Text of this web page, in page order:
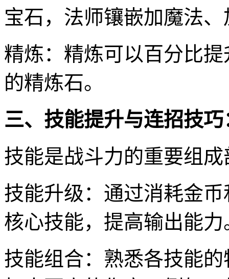
宝石，法师镶嵌加魔法
精炼：精炼可以百分比
的精炼石。
三、技能提升与连招技巧
技能是战斗力的重要组成
技能升级：通过消耗金
核心技能，提高输出能力
技能组合：熟悉各技能